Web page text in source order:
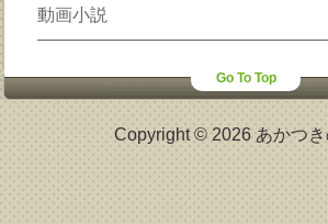
動画小説
Go To Top
Copyright © 2026 あかつ